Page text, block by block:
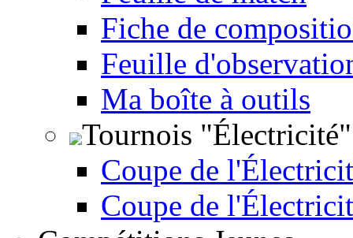
Fiche de
Feuille
Ma boîte à outils
Tournois "Électricité"
Coupe de
Coupe de